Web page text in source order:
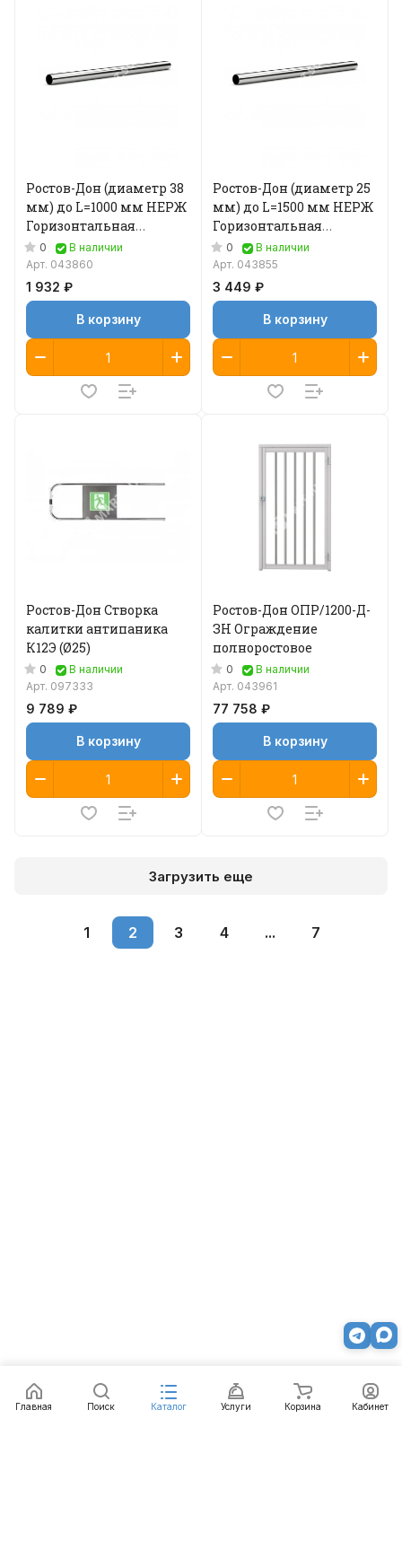
Ростов-Дон (диаметр 38
мм) до L=1000 мм НЕРЖ
Горизонтальная
перемычка
0
В наличии
Арт. 043860
1 932 ₽
В корзину
Ростов-Дон (диаметр 25
мм) до L=1500 мм НЕРЖ
Горизонтальная
перемычка
0
В наличии
Арт. 043855
3 449 ₽
В корзину
Ростов-Дон Створка
калитки антипаника
К12Э (Ø25)
0
В наличии
Арт. 097333
9 789 ₽
В корзину
Ростов-Дон ОПР/1200-Д-
ЗН Ограждение
полноростовое
0
В наличии
Арт. 043961
77 758 ₽
В корзину
Загрузить еще
1 2 3 4 ... 7
Главная Поиск Каталог Услуги Корзина Кабинет